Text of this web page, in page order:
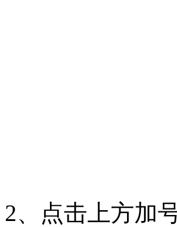
2、点击上方加